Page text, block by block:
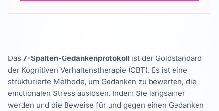
Das 7-Spalten-Gedankenprotokoll ist der Goldstandard
der Kognitiven Verhaltenstherapie (CBT). Es ist eine
strukturierte Methode, um Gedanken zu bewerten, die
emotionalen Stress auslösen. Indem Sie langsamer
werden und die Beweise für und gegen einen Gedanken